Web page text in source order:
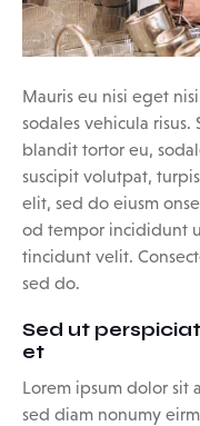
Mauris eu nisi eget
sodales vehicula risus.
blandit tortor eu,
suscipit volutpat,
elit, sed do eiusm
od tempor incididunt
tincidunt velit.
sed do.
Sed ut
et
Lorem ipsum dolor sit
sed diam nonumy